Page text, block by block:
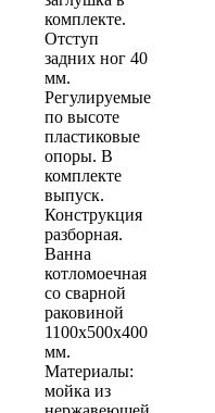
комплекте.
Отступ
задних ног 40
мм.
Регулируемые
по высоте
пластиковые
опоры. В
комплекте
выпуск.
Конструкция
разборная.
Ванна
котломоечная
со сварной
раковиной
1100х500х400
мм.
Материалы:
мойка из